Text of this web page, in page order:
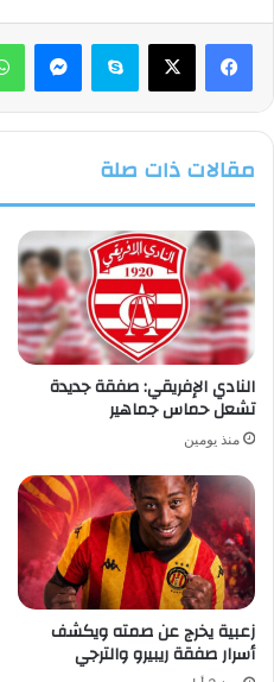
فيسبوك سكايب
مقالات ذات صلة
النادي الإفريقي: صفقة جديدة
تشعل حماس جماهير
منذ يومين
زعبية يخرج عن صمته ويكشف
أسرار صفقة ريبيرو والترجي